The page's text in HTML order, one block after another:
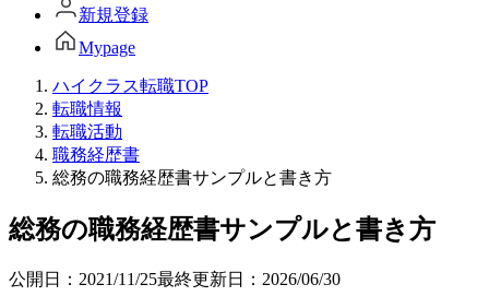
新規登録
Mypage
ハイクラス転職TOP
転職情報
転職活動
職務経歴書
総務の職務経歴書サンプルと書き方
総務の職務経歴書サンプルと書き方
公開日： 2021/11/25最終更新日： 2026/06/30